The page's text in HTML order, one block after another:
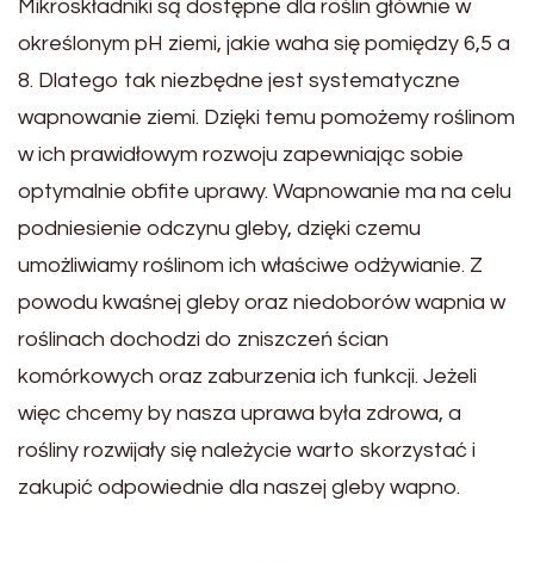
Mikroskładniki są dostępne dla roślin głównie w
określonym pH ziemi, jakie waha się pomiędzy 6,5 a
8. Dlatego tak niezbędne jest systematyczne
wapnowanie ziemi. Dzięki temu pomożemy roślinom
w ich prawidłowym rozwoju zapewniając sobie
optymalnie obfite uprawy. Wapnowanie ma na celu
podniesienie odczynu gleby, dzięki czemu
umożliwiamy roślinom ich właściwe odżywianie. Z
powodu kwaśnej gleby oraz niedoborów wapnia w
roślinach dochodzi do zniszczeń ścian
komórkowych oraz zaburzenia ich funkcji. Jeżeli
więc chcemy by nasza uprawa była zdrowa, a
rośliny rozwijały się należycie warto skorzystać i
zakupić odpowiednie dla naszej gleby wapno.